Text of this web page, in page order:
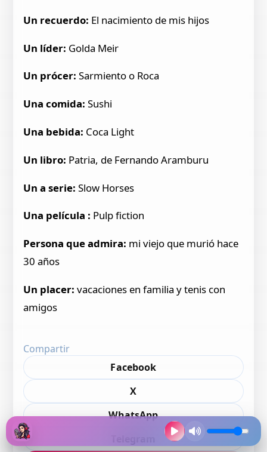
Un recuerdo: El nacimiento de mis hijos
Un líder: Golda Meir
Un prócer: Sarmiento o Roca
Una comida: Sushi
Una bebida: Coca Light
Un libro: Patria, de Fernando Aramburu
Un a serie: Slow Horses
Una película : Pulp fiction
Persona que admira: mi viejo que murió hace
30 años
Un placer: vacaciones en familia y tenis con
amigos
Compartir
Facebook
X
WhatsApp